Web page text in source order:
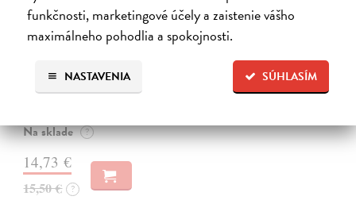
funkčnosti, marketingové účely a zaistenie vášho
maximálneho pohodlia a spokojnosti.
SÚHLASÍM
NASTAVENIA
Pomalost
| Kniha
Pomalost, chronologicky první ze čtyř románů Milana Kundery
napsaných francouzsky, vychází v českém překladu Anny
Kareninové. Vydávání Kunderových románů v českém jazyce se
Na sklade ?
14,73 €
15,50 € ?